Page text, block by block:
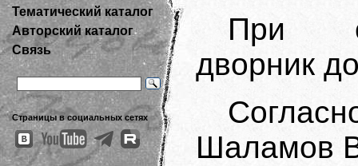
Тематический каталог
Авторский каталог
Связь
Страницы в социальных сетях
При
дворник
Шаламов